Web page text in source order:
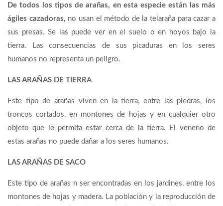
De todos los tipos de arañas, en esta especie están las más
ágiles cazadoras, no usan el método de la telaraña para cazar a
sus presas. Se las puede ver en el suelo o en hoyos bajo la
tierra. Las consecuencias de sus picaduras en los seres
humanos no representa un peligro.
LAS ARAÑAS DE TIERRA
Este tipo de arañas viven en la tierra, entre las piedras, los
troncos cortados, en montones de hojas y en cualquier otro
objeto que le permita estar cerca de la tierra. El veneno de
estas arañas no puede dañar a los seres humanos.
LAS ARAÑAS DE SACO
Este tipo de arañas n ser encontradas en los jardines, entre los
montones de hojas y madera. La población y la reproducción de